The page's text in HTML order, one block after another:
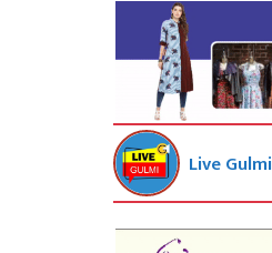
Live Gulmi